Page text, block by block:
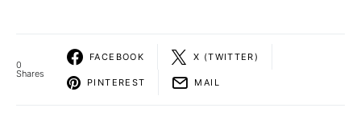
0
Shares
FACEBOOK X (TWITTER)
PINTEREST MAIL